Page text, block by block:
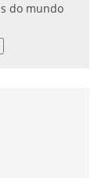
do mundo